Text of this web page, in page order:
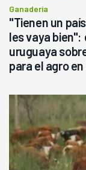
Ganadería
"Tienen un
les vaya bien":
uruguaya
para el agro